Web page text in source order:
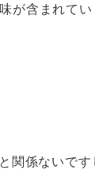
が含まれてい
関係ないで